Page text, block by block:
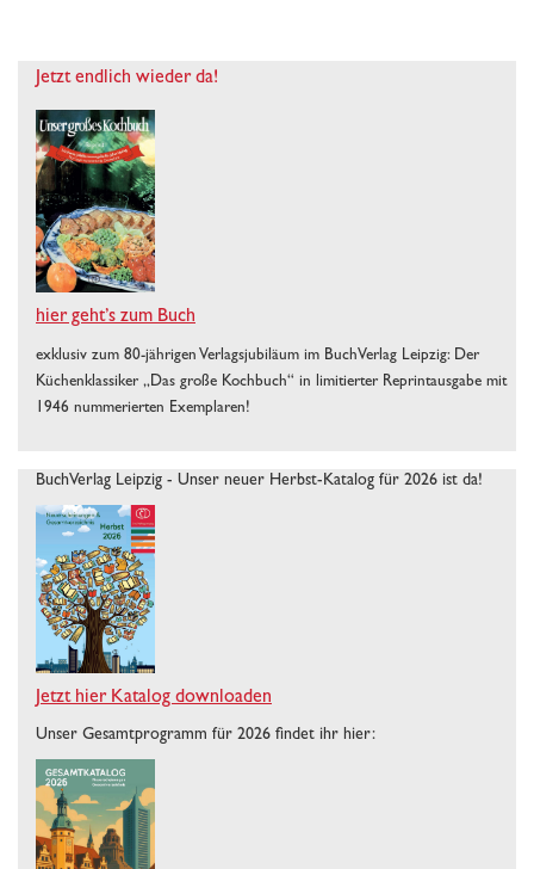
Jetzt endlich wieder da!
hier geht’s zum Buch
exklusiv zum 80-jährigen Verlagsjubiläum im BuchVerlag Leipzig: Der
Küchenklassiker „Das große Kochbuch“ in limitierter Reprintausgabe mit
1946 nummerierten Exemplaren!
BuchVerlag Leipzig - Unser neuer Herbst-Katalog für 2026 ist da!
Jetzt hier Katalog downloaden
Unser Gesamtprogramm für 2026 findet ihr hier: